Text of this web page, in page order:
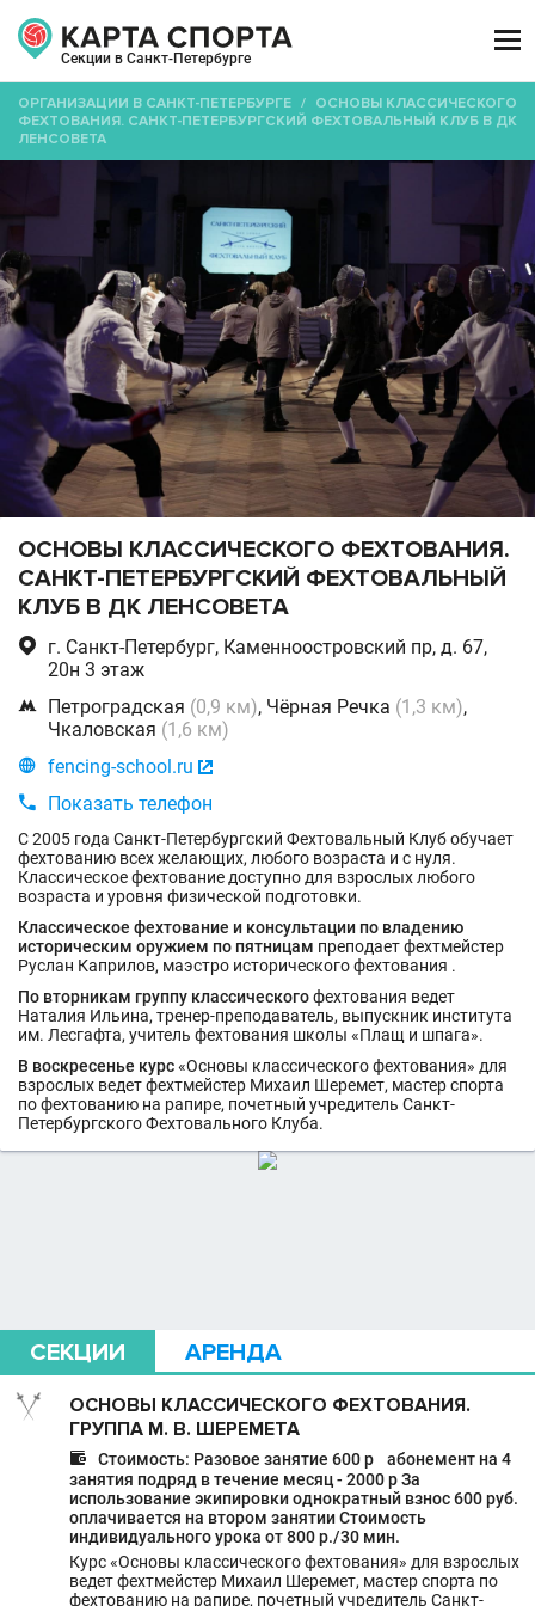
Секции в Санкт-Петербурге

ОРГАНИЗАЦИИ В САНКТ-ПЕТЕРБУРГЕ / ОСНОВЫ КЛАССИЧЕСКОГО
ФЕХТОВАНИЯ. САНКТ-ПЕТЕРБУРГСКИЙ ФЕХТОВАЛЬНЫЙ КЛУБ В ДК
ЛЕНСОВЕТА
ОСНОВЫ КЛАССИЧЕСКОГО ФЕХТОВАНИЯ.
САНКТ-ПЕТЕРБУРГСКИЙ ФЕХТОВАЛЬНЫЙ
КЛУБ В ДК ЛЕНСОВЕТА

г. Санкт-Петербург, Каменноостровский пр, д. 67,
20н 3 этаж
 Петроградская (0,9 км), Чёрная Речка (1,3 км),
Чкаловская (1,6 км)
 fencing-school.ru 

Показать телефон
С 2005 года Санкт-Петербургский Фехтовальный Клуб обучает
фехтованию всех желающих, любого возраста и с нуля.
Классическое фехтование доступно для взрослых любого
возраста и уровня физической подготовки.
Классическое фехтование и консультации по владению
историческим оружием по пятницам преподает фехтмейстер
Руслан Каприлов, маэстро исторического фехтования .
По вторникам группу классическогофехтования ведет
Наталия Ильина, тренер-преподаватель, выпускник института
им. Лесгафта, учитель фехтования школы «Плащ и шпага».
В воскресенье курс«Основы классического фехтования» для
взрослых ведет фехтмейстер Михаил Шеремет, мастер спорта
по фехтованию на рапире, почетный учредитель Санкт-
Петербургского Фехтовального Клуба.
СЕКЦИИ АРЕНДА
ОСНОВЫ КЛАССИЧЕСКОГО ФЕХТОВАНИЯ.
ГРУППА М. В. ШЕРЕМЕТА

Стоимость: Разовое занятие 600 р абонемент на 4
занятия подряд в течение месяц - 2000 р За
использование экипировки однократный взнос 600 руб.
оплачивается на втором занятии Стоимость
индивидуального урока от 800 р./30 мин.
Курс «Основы классического фехтования» для взрослых
ведет фехтмейстер Михаил Шеремет, мастер спорта по
фехтованию на рапире, почетный учредитель Санкт-